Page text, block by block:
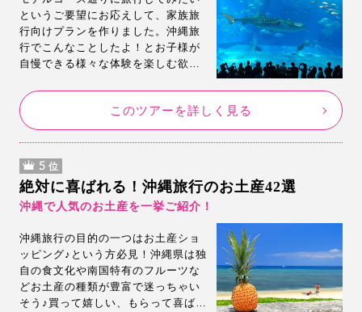
というご要望にお応えして、家族旅
行向けプランを作りました。沖縄旅
行でこんなことしたよ！とお子様が
自慢できる様々な体験を楽しむ欲張
沖縄を体験してみてください。
このツアーを詳しく見る
5 位
絶対に喜ばれる！沖縄旅行のお土産42選
沖縄で人気のお土産を一挙ご紹介！
沖縄旅行の目的の一つはお土産ショ
ッピング♪という方必見！沖縄県は独
自の食文化や南国特有のフルーツな
どお土産の種類が豊富で迷っちゃい
そう♪買って嬉しい、もらって喜ばれ